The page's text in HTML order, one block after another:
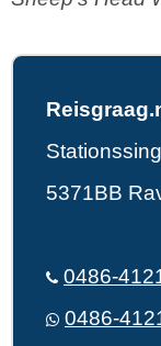
5371BB
0486-
0486-